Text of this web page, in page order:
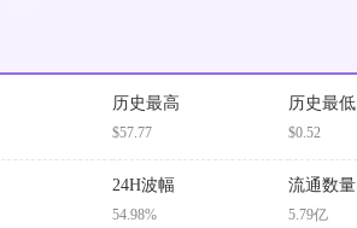
历史最高
$57.77
历史最低
$0.52
24H波幅
54.98%
流通数量
5.79亿